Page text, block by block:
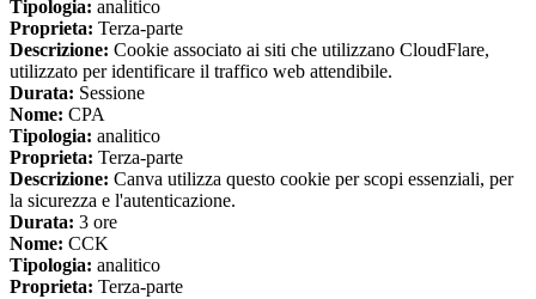
Tipologia: analitico
Proprieta: Terza-parte
Descrizione: Cookie associato ai siti che utilizzano CloudFlare,
utilizzato per identificare il traffico web attendibile.
Durata: Sessione
Nome: CPA
Tipologia: analitico
Proprieta: Terza-parte
Descrizione: Canva utilizza questo cookie per scopi essenziali, per
la sicurezza e l'autenticazione.
Durata: 3 ore
Nome: CCK
Tipologia: analitico
Proprieta: Terza-parte